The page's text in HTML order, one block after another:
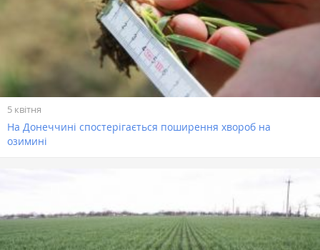
5 квітня
На Донеччині спостерігається поширення хвороб на
озимині